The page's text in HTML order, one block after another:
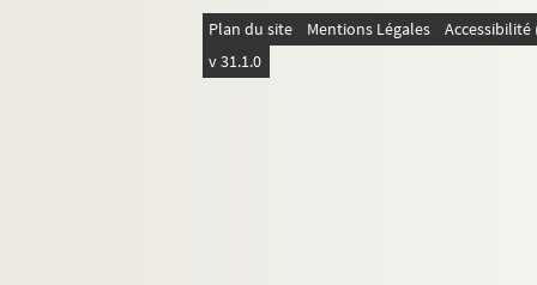
Plan du site Mentions Légales
v 31.1.0